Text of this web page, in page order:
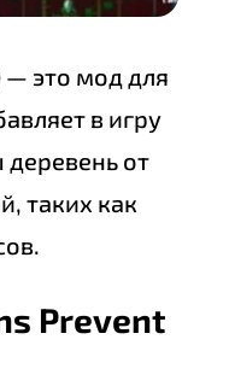
— это мод для
в игру
от
таких как
Prevent